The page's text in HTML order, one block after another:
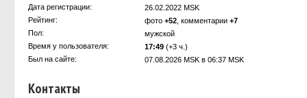
Дата регистрации:
26.02.2022 MSK
Рейтинг:
фото +52 , комментарии +7
Пол:
мужской
Время у пользователя:
17:49 (+3 ч.)
Был на сайте:
07.08.2026 MSK в 06:37 MSK
Контакты